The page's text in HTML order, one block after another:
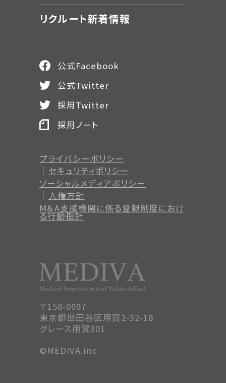
リクルート新着情報
〒158-0097
東京都世田谷区用賀2-32-18
グレース用賀301
プライバシーポリシー
セキュリティポリシー
ソーシャルメディアポリシー
人権方針
M＆A支援機関に係る登録制度におけ
る行動指針
公式Facebook
公式Twitter
採用Twitter
採用ノート
©MEDIVA.inc